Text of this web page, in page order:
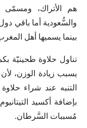
هم الأتراك، ومسمّى
والسُّعودية أما باقي
بينما يسميها أهل
تناول حلاوة طحينيّة
يسبب زيادة الوزن،
التنبه عند شراء
بإضافة أكسيد
مُسببات السَّرطان.